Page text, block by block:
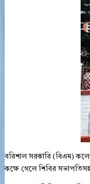
বরিশাল সরকারি (বিএম)
কক্ষে গেলে শিবির